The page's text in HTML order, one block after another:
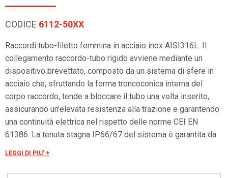
CODICE 6112-50XX
Raccordi tubo-filetto femmina in acciaio inox AISI316L. Il
collegamento raccordo-tubo rigido avviene mediante un
dispositivo brevettato, composto da un sistema di sfere in
acciaio che, sfruttando la forma troncoconica interna del
corpo raccordo, tende a bloccare il tubo una volta inserito,
assicurando un’elevata resistenza alla trazione e garantendo
una continuità elettrica nel rispetto delle norme CEI EN
61386. La tenuta stagna IP66/67 del sistema è garantita da
istruzioni: - taglio ortogonale del tubo e relativa asportazione
LEGGI DI PIU' +